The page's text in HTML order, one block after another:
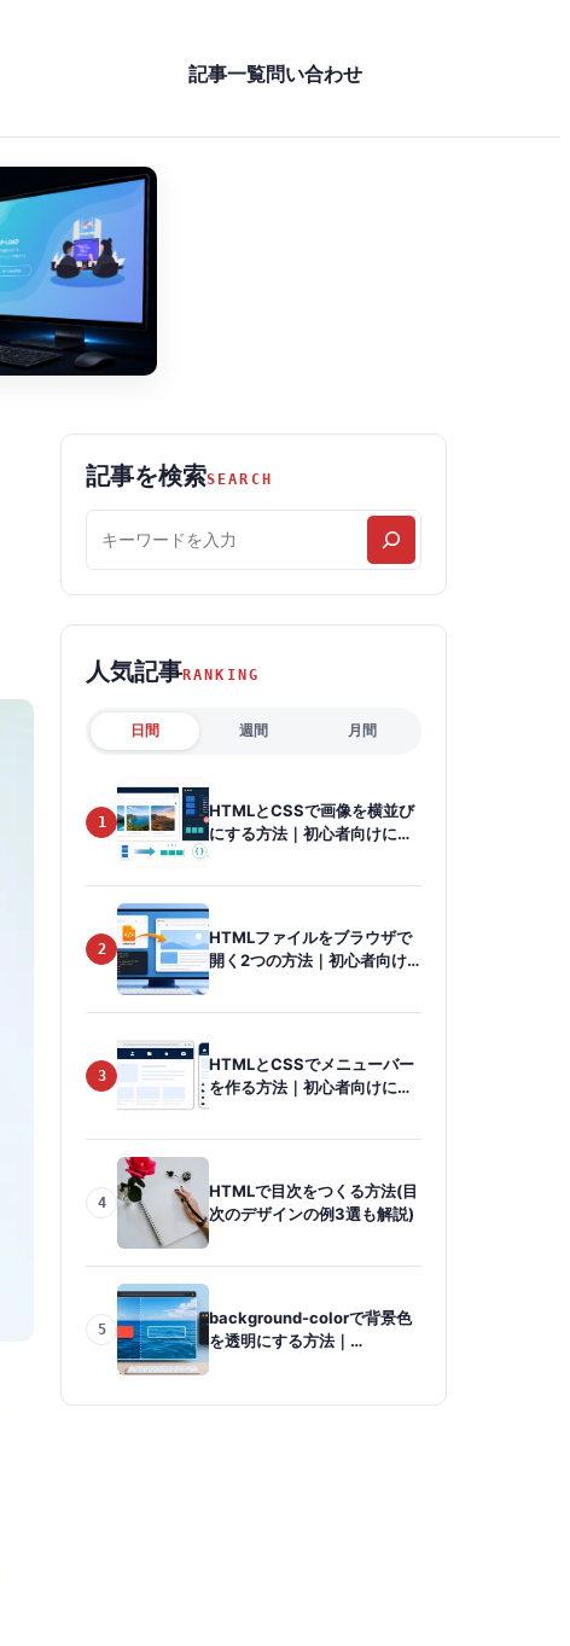
記事一覧問い合わせ
記事を検索SEARCH
事
を
索
人気記事RANKING
日間 週間 月間
1
HTMLとCSSで画像を横並び
にする方法｜初心者向けに
2
HTMLファイルをブラウザで
開く2つの方法｜初心者向け
3
HTMLとCSSでメニューバー
を作る方法｜初心者向けに手
4
HTMLで目次をつくる方法(目
次のデザインの例3選も解説)
5
background-colorで背景色
を透明にする方法｜